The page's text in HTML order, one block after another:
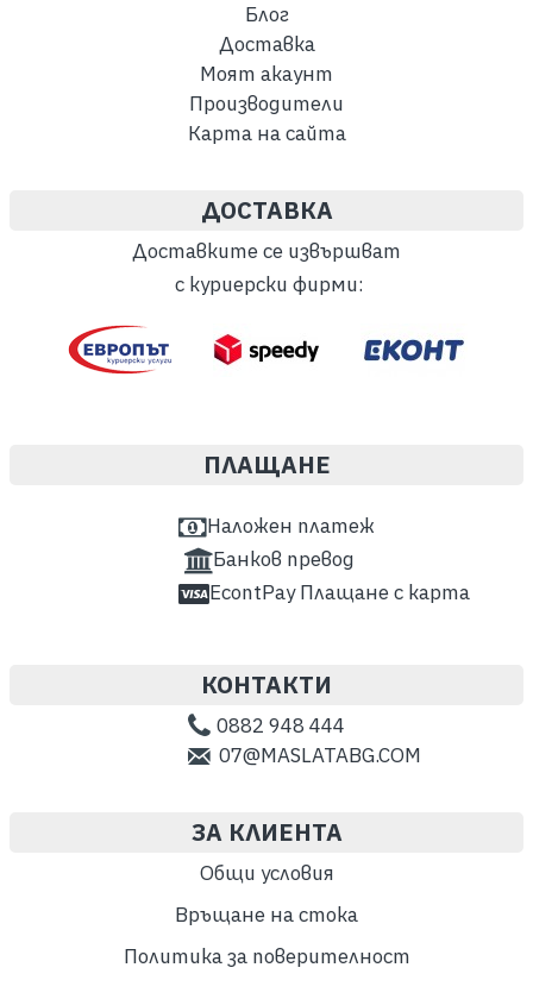
Блог
Доставка
Моят акаунт
Производители
Карта на сайта
ДОСТАВКА
Доставките се извършват
с куриерски фирми:
ПЛАЩАНЕ
Наложен платеж
Банков превод
EcontPay Плащане с карта
КОНТАКТИ
0882 948 444
07@MASLATABG.COM
ЗА КЛИЕНТА
Общи условия
Връщане на стока
Политика за поверителност